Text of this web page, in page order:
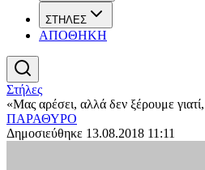
ΣΤΗΛΕΣ
ΑΠΟΘΗΚΗ
Στήλες
«Μας αρέσει, αλλά δεν ξέρουμε
ΠΑΡΑΘΥΡΟ
Δημοσιεύθηκε 13.08.2018 11:11